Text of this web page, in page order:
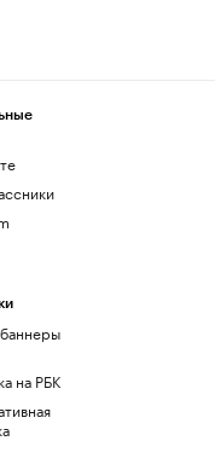
на РБК